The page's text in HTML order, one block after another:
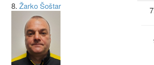
8. Žarko Šoštar